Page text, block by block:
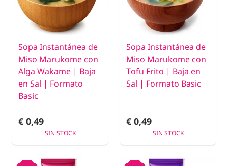
Sopa Instantánea de
Miso Marukome con
Alga Wakame | Baja
en Sal | Formato
Basic
€ 0,49
SIN STOCK
Sopa Instantánea de
Miso Marukome con
Tofu Frito | Baja en
Sal | Formato Basic
€ 0,49
SIN STOCK